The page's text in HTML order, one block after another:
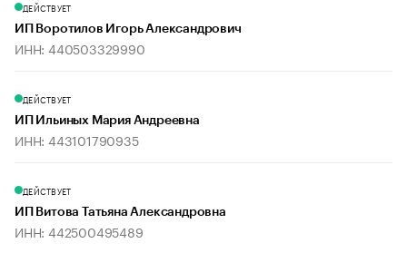
ДЕЙСТВУЕТ
ИП Воротилов Игорь Александрович
ИНН: 440503329990
ДЕЙСТВУЕТ
ИП Ильиных Мария Андреевна
ИНН: 443101790935
ДЕЙСТВУЕТ
ИП Витова Татьяна Александровна
ИНН: 442500495489